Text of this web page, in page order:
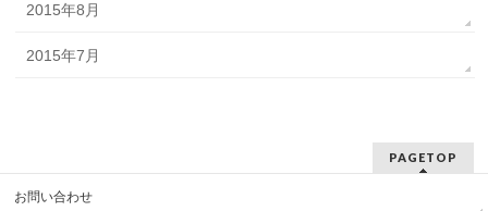
2015年8月
2015年7月
PAGETOP
お問い合わせ